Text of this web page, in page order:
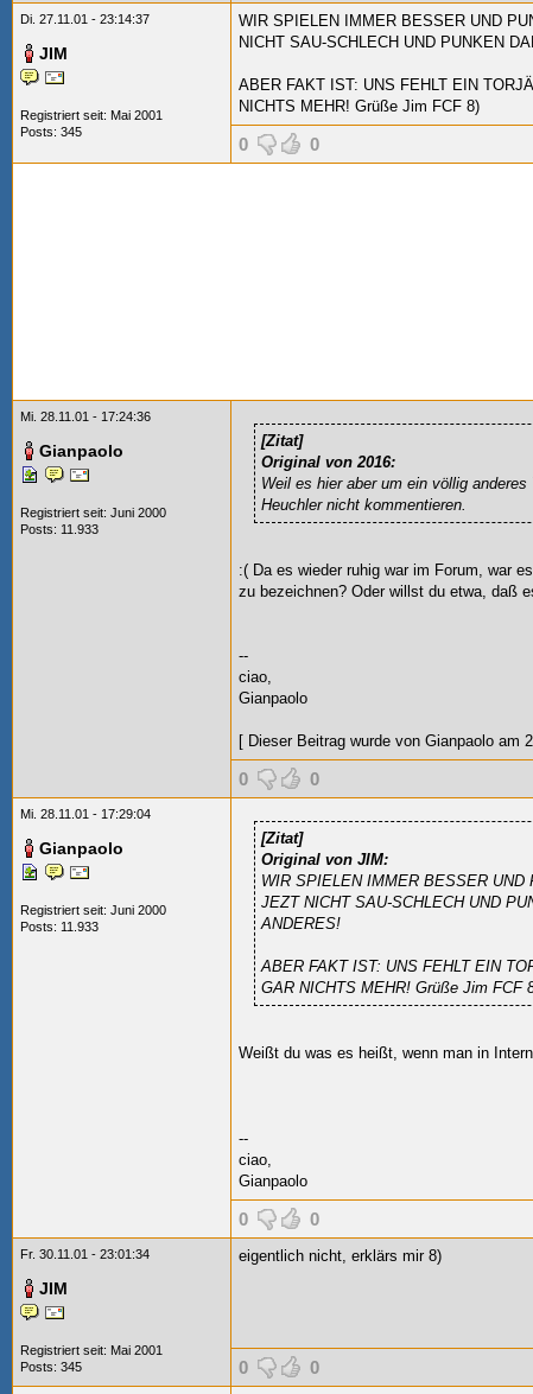
Di. 27.11.01 - 23:14:37
JIM
Registriert seit: Mai 2001
Posts: 345
WIR SPIELEN IMMER BESSER UND
NICHT SAU-SCHLECH UND PUNKEN
ABER FAKT IST: UNS FEHLT EIN
NICHTS MEHR! Grüße Jim FCF 8)
0 0
Mi. 28.11.01 - 17:24:36
Gianpaolo
Registriert seit: Juni 2000
Posts: 11.933
[Zitat]
Original von 2016:
Weil es hier aber um ein völlig
Heuchler nicht kommentieren.
:( Da es wieder ruhig war im Forum, war
zu bezeichnen? Oder willst du etwa, daß
--
ciao,
Gianpaolo
[ Dieser Beitrag wurde von Gianpaolo am
0 0
Mi. 28.11.01 - 17:29:04
Gianpaolo
Registriert seit: Juni 2000
Posts: 11.933
[Zitat]
Original von JIM:
WIR SPIELEN IMMER BESSER UND
JEZT NICHT SAU-SCHLECH UND
ANDERES!
ABER FAKT IST: UNS FEHLT EIN
GAR NICHTS MEHR! Grüße Jim FCF
Weißt du was es heißt, wenn man in
--
ciao,
Gianpaolo
0 0
Fr. 30.11.01 - 23:01:34
JIM
Registriert seit: Mai 2001
Posts: 345
eigentlich nicht, erklärs mir 8)
0 0